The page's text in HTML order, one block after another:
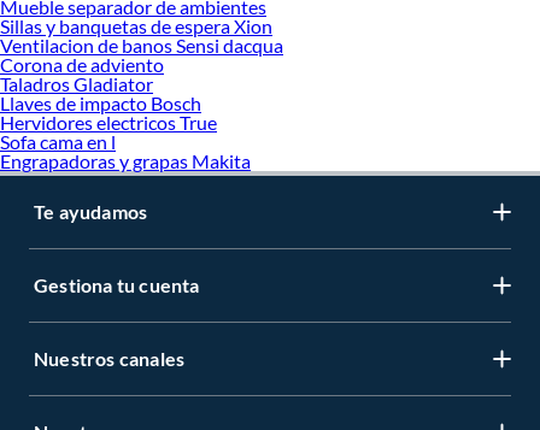
Mueble separador de ambientes
Sillas y banquetas de espera Xion
Ventilacion de banos Sensi dacqua
Corona de adviento
Taladros Gladiator
Llaves de impacto Bosch
Hervidores electricos True
Sofa cama en l
Engrapadoras y grapas Makita
Te ayudamos
Gestiona tu cuenta
Nuestros canales